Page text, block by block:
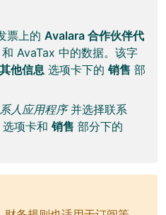
票上的 Avalara 合作伙伴代
AvaTax 中的数据。该字
其他信息 选项卡下的销售 部
人应用程序并选择联系
选项卡和销售 部分下的